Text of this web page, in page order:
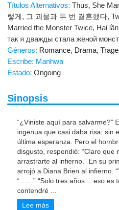
Títulos Alternativos: Thus, She
렇게, 그 괴물과 두 번 결혼했다,
Married the Monster Twice, Hai
так я дважды стала женой
Géneros: Romance, Drama,
Escribe: Manhwa
Estado: Ongoing
Sinopsis
“¿Viniste aquí para salvarme?”
ingenua que casi daba risa; sin
última esperanza. Pero el
disgusto, respondió: “Claro que
arrastrarte al infierno.” En su
arrojó a Diana Brien al infierno.
“……” “Solo tres años… eso es
contendré
Lee más